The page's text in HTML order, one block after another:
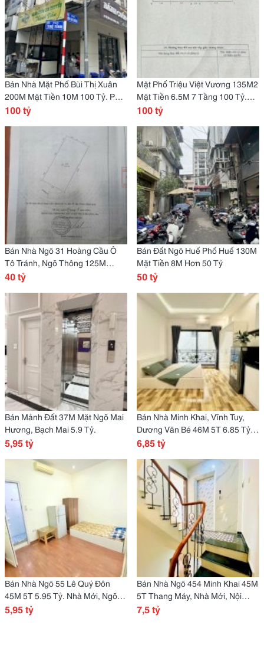
Bán Nhà Mặt Phố Bùi Thị Xuân
200M Mặt Tiền 10M 100 Tỷ. Phù
Hợp Xây Khách Sạn, Vp, Hội Sở
100 tỷ
Mặt Phố Triệu Việt Vương 135M2
Mặt Tiền 6.5M 7 Tầng 100 Tỷ.
Đang Cho Thuê 200Tr/Th
100 tỷ
Bán Nhà Ngõ 31 Hoàng Cầu Ô
Tô Tránh, Ngõ Thông 125M
Mt8.3M 40 Tỷ
40 tỷ
Bán Đất Ngõ Huế Phố Huế 130M
Mặt Tiền 8M Hơn 50 Tỷ
50 tỷ
Bán Mảnh Đất 37M Mặt Ngõ Mai
Hương, Bạch Mai 5.9 Tỷ.
5,95 tỷ
Bán Nhà Minh Khai, Vĩnh Tuy,
Dương Văn Bé 46M 5T 6.85 Tỷ.
Đang Cho Thuê 40Tr/Th. Full Đồ
6,85 tỷ
Bán Nhà Ngõ 55 Lê Quý Đôn
45M 5T 5.95 Tỷ. Nhà Mới, Ngõ
Thông, Gần Đường Ô Tô. Tặng
5,95 tỷ
Bán Nhà Ngõ 454 Minh Khai 45M
5T Thang Máy, Nhà Mới, Nội
Thất Đẹp, Ở Luôn Chỉ 7.5 Tỷ
7,5 tỷ